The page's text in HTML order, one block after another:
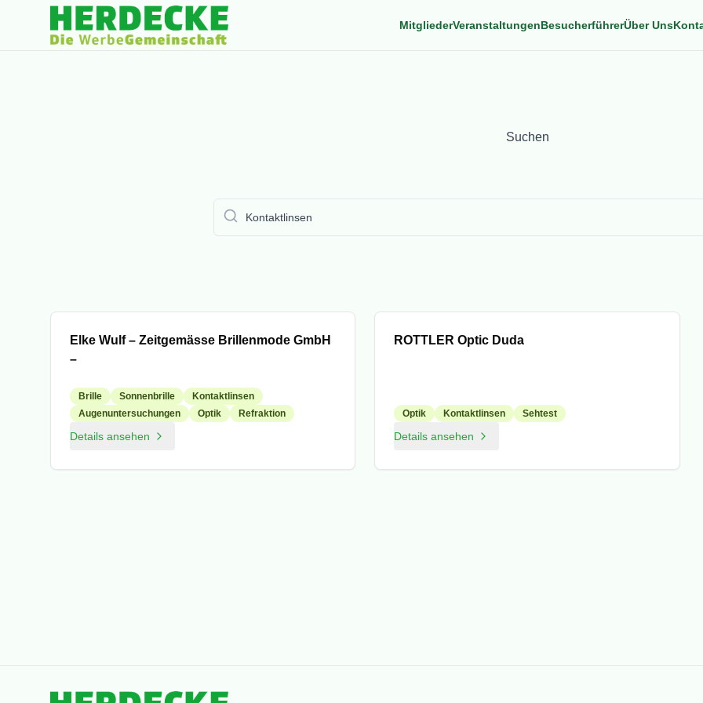
MitgliederVeranstaltungenBesucherführerÜber Uns
Suchen
Elke Wulf – Zeitgemässe Brillenmode GmbH
–
Brille Sonnenbrille
Kontaktlinsen
Augenuntersuchungen
Optik Refraktion
Details ansehen
ROTTLER Optic Duda
Optik Kontaktlinsen Sehtest
Details ansehen